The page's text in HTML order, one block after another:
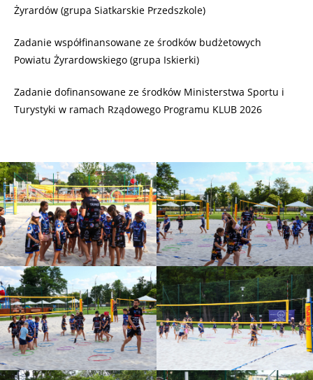
Żyrardów (grupa Siatkarskie Przedszkole)
Zadanie współfinansowane ze środków budżetowych
Powiatu Żyrardowskiego (grupa Iskierki)
Zadanie dofinansowane ze środków Ministerstwa Sportu i
Turystyki w ramach Rządowego Programu KLUB 2026